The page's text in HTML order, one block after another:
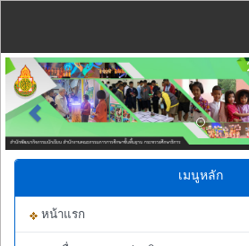
Previous
เมนูหลัก
หน้าแรก